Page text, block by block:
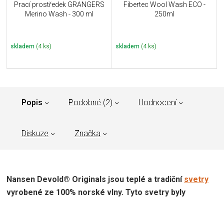
Prací prostředek GRANGERS
Merino Wash - 300 ml
skladem (4 ks)
Fibertec Wool Wash ECO -
250ml
skladem (4 ks)
Popis Podobné (2) Hodnocení
Diskuze Značka
Nansen Devold® Originals jsou teplé a tradiční svetry
vyrobené ze 100% norské vlny. Tyto svetry byly